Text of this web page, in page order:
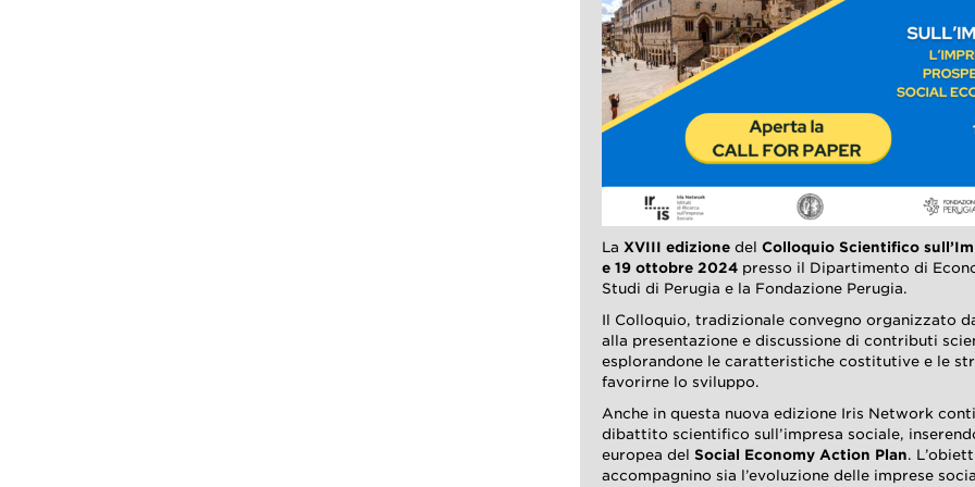
LaXVIII edizione delColloquio Scientifico
e 19 ottobre 2024 presso il Dipartimento di
Studi di Perugia e la Fondazione Perugia.
Il Colloquio, tradizionale convegno organizzato
alla presentazione e discussione di contributi
esplorandone le caratteristiche costitutive e le
favorirne lo sviluppo.
Anche in questa nuova edizione Iris Network
dibattito scientifico sull’impresa sociale,
europea delSocial Economy Action Plan.
accompagnino sia l’evoluzione delle imprese